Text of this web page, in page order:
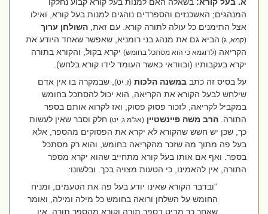
המנהגים; האשכנזים והספרדים נוהגים למנות בעל קורא, ואילו
אצל התימנים כל עולה לתורה קורא. עם זאת,השולחן ערוך
(קמא, ג) הביא גם את מנהג בני רומניא, שאפשר שאחד היודע את
הקריאה(לדוגמא כי הוא מסתכל בחומש)יקרא בקול, והקורא בתורה
יקרא בעקבותיו (ובוודאי כאשר העומד לידו קורא בלחש).
על בסיס זה כתבבמשנה הלכות (ז, יט) , שבמקרה בו אין אדם
שילחש לבעל הקורא את הקריאה, הוא יכול להסתכל בחומש
במקביל לקריאה, לזכור פסוק פסוק, ואז לקרוא אותם בספר
התורה.הרב משה פיינשטיין (אג''מ ג, יט) חלק וסבר שאין לעשות
כך, שכן יש חשש שהקורא לא יקרא את הפסוקים מהספר, אלא
בעל פה מתוך מה שזכר מהקריאה בחומש, והוא רק מסתכל
בספר. ואף אם אותו בעל קורא מתחייב שהוא יקרא מספר
התורה, אין להאמינו, כי הטעות מצויה בכך. ובלשונו:
''ובדבר הקורא שאינו יודע בעל פה את הטעמים, ומניח
החומש על השלחן ורואה בחומש כל מילה ומילה, ואומר
שאחר כך מביט בספר תורה וקורא מהספר תורה. אין